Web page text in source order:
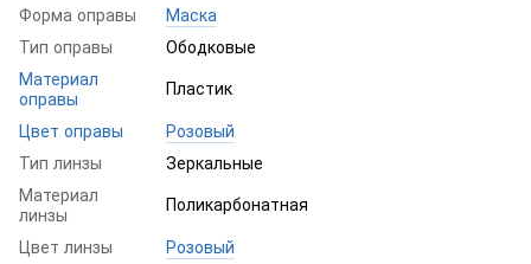
Форма оправы
Маска
Тип оправы
Ободковые
Материал
оправы
Пластик
Цвет оправы
Розовый
Тип линзы
Зеркальные
Материал
линзы
Поликарбонатная
Цвет линзы
Розовый